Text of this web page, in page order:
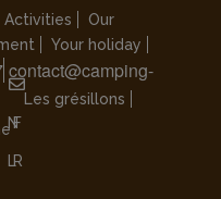
Activities
Our
Your holiday
contact@camping-
Les grésillons